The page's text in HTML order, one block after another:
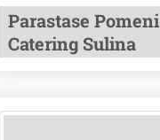
Parastase Pomeni
Catering Sulina